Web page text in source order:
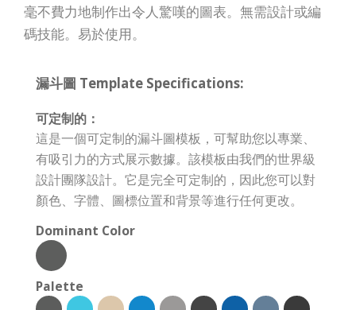
毫不費力地制作出令人驚嘆的圖表。無需設計或編
碼技能。易於使用。
漏斗圖 Template Specifications:
可定制的：
這是一個可定制的漏斗圖模板，可幫助您以專業、
有吸引力的方式展示數據。該模板由我們的世界級
設計團隊設計。它是完全可定制的，因此您可以對
顏色、字體、圖標位置和背景等進行任何更改。
Dominant Color
Palette